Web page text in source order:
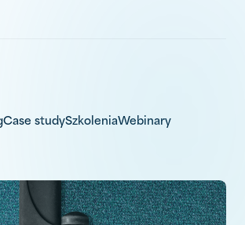
Case studySzkoleniaWebinary